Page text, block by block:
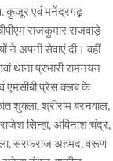
कुजूर एवं मनेंद्रगढ़
राजकुमार राजवाड़े
ने अपनी सेवाएं दी। वहीं
थाना प्रभारी रामनयन
एमसीबी प्रेस क्लब के
शुक्ला, श्रीराम बरनवाल,
सिन्हा, अविनाश चंद्र,
सरफराज अहमद, वरूण